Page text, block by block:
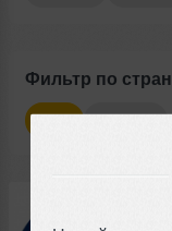
Фильтр по
Все Россия